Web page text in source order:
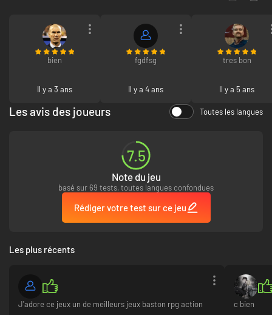
bien
Il y a 3 ans
fgdfsg
Il y a 4 ans
tres bon
Il y a 5 ans
Les avis des joueurs Toutes les langues
7.5
Note du jeu
basé sur 69 tests, toutes langues confondues
Rédiger votre test sur ce jeu
Les plus récents
J'adore ce jeux un de meilleurs jeux baston rpg action c bien